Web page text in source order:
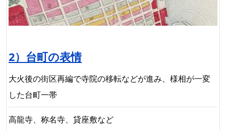
2）台町の表情
大火後の街区再編で寺院の移転などが進み、様相が一変
した台町一帯
高龍寺、称名寺、貸座敷など